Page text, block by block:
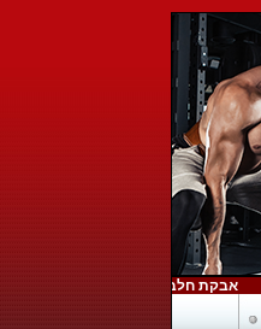
אבקת חלבון כשרה בדץ - POWERTECH-PURE WHEY HD